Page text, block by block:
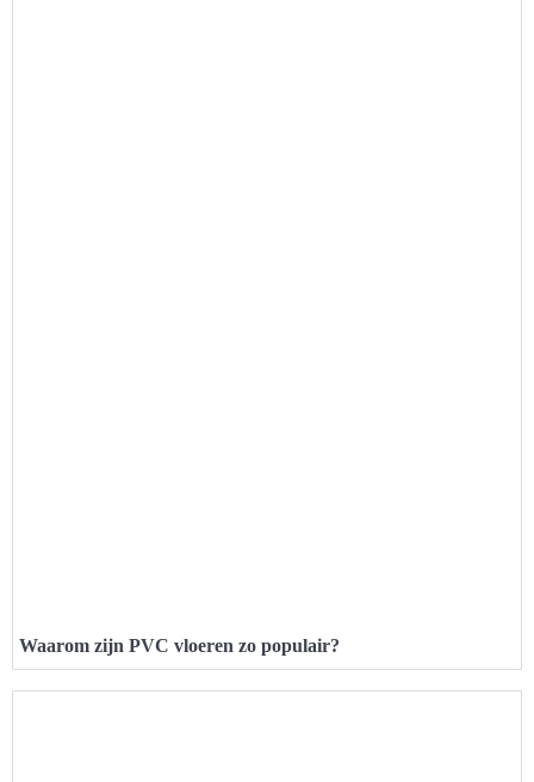
Waarom zijn PVC vloeren zo populair?